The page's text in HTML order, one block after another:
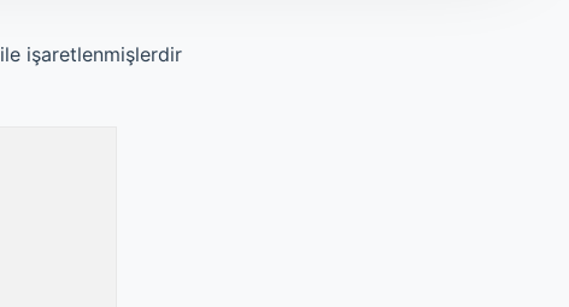
ile işaretlenmişlerdir